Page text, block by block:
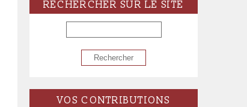
RECHERCHER SUR LE SITE
RECHERCHER
VOS CONTRIBUTIONS